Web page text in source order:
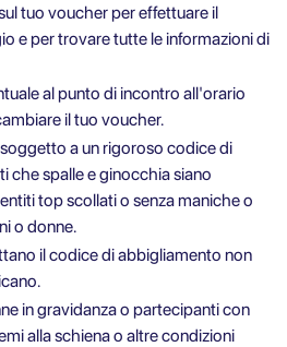
tuo voucher per effettuare il
e per trovare tutte le informazioni di
al punto di incontro all'orario
il tuo voucher.
a un rigoroso codice di
che spalle e ginocchia siano
top scollati o senza maniche o
o donne.
il codice di abbigliamento non
in gravidanza o partecipanti con
alla schiena o altre condizioni